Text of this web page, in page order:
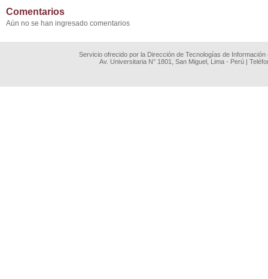
Comentarios
Aún no se han ingresado comentarios
Servicio ofrecido por la Dirección de Tecnologías de
Av. Universitaria N° 1801, San Miguel, Lima - Perú |